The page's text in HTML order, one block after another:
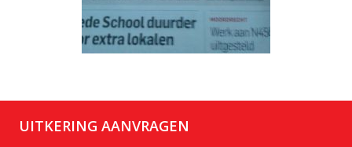
UITKERING AANVRAGEN